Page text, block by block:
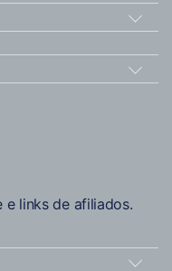
links de afiliados.